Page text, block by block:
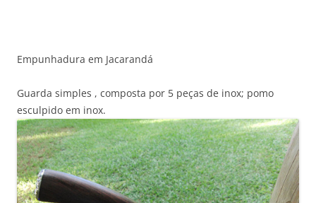
Empunhadura em Jacarandá
Guarda simples , composta por 5 peças de inox; pomo
esculpido em inox.